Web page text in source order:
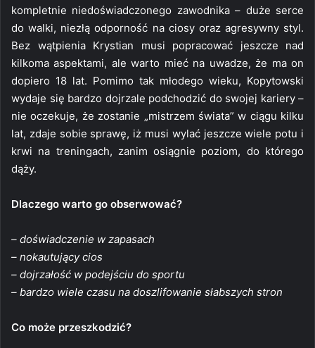
kompletnie niedoświadczonego zawodnika – duże serce
do walki, niezłą odporność na ciosy oraz agresywny styl.
Bez wątpienia Krystian musi popracować jeszcze nad
kilkoma aspektami, ale warto mieć na uwadze, że ma on
dopiero 18 lat. Pomimo tak młodego wieku, Kopytowski
wydaje się bardzo dojrzale podchodzić do swojej kariery –
nie oczekuje, że zostanie „mistrzem świata” w ciągu kilku
lat, zdaje sobie sprawę, iż musi wylać jeszcze wiele potu i
krwi na treningach, zanim osiągnie poziom, do którego
dąży.
Dlaczego warto go obserwować?
– doświadczenie w zapasach
– nokautujący cios
– dojrzałość w podejściu do sportu
– bardzo wiele czasu na doszlifowanie słabszych stron
Co może przeszkodzić?